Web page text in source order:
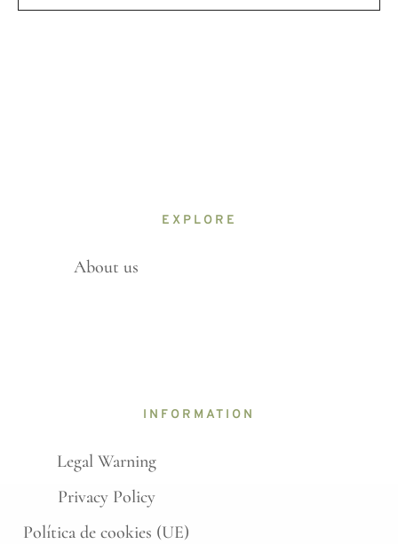
EXPLORE
About us
INFORMATION
Legal Warning
Privacy Policy
Política de cookies (UE)